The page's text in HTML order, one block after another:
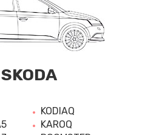
SKODA
KODIAQ
KAROQ